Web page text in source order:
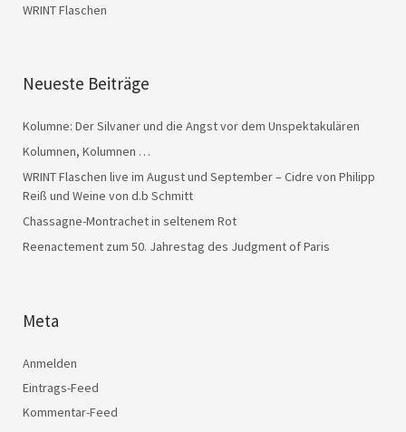
WRINT Flaschen
Neueste Beiträge
Kolumne: Der Silvaner und die Angst vor dem Unspektakulären
Kolumnen, Kolumnen …
WRINT Flaschen live im August und September – Cidre von Philipp
Reiß und Weine von d.b Schmitt
Chassagne-Montrachet in seltenem Rot
Reenactement zum 50. Jahrestag des Judgment of Paris
Meta
Anmelden
Eintrags-Feed
Kommentar-Feed